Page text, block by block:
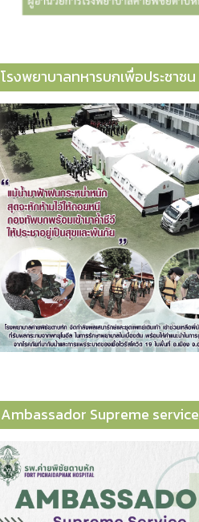
โรงพยาบาลทหารบกเพื่อประชาชน
Ambassador​ Supreme​ service